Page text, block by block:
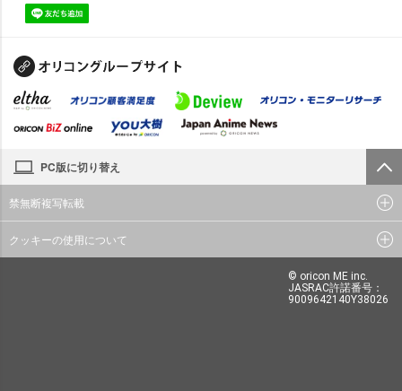
PC版に切り替え
禁無断複写転載
クッキーの使用について
© oricon ME inc.
JASRAC許諾番号：
9009642140Y38026